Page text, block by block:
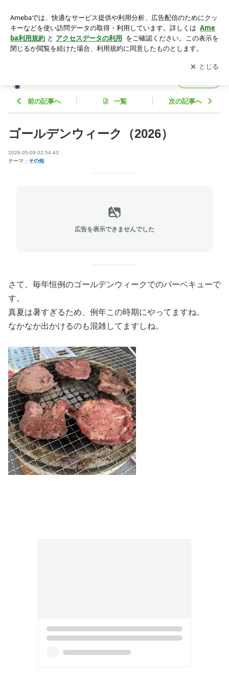
のブログアプリをダウンロードして ブログの更新通知
を受け取りまし
ょう。
開く
前の記事へ 一覧 次の記事へ
ゴールデンウィーク（2026）
2026-05-09 02:54:43
テーマ： その他
広告を表示できませんでした
さて、毎年恒例のゴールデンウィークでのバーベキューで
す。
真夏は暑すぎるため、例年この時期にやってますね。
なかなか出かけるのも混雑してますしね。